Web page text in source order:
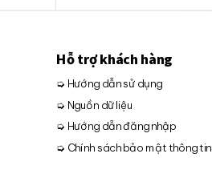
Hỗ trợ khách hàng
➭ Hướng dẫn sử dụng
➭ Nguồn dữ liệu
➭ Hướng dẫn đăng nhập
➭ Chính sách bảo mật thông tin